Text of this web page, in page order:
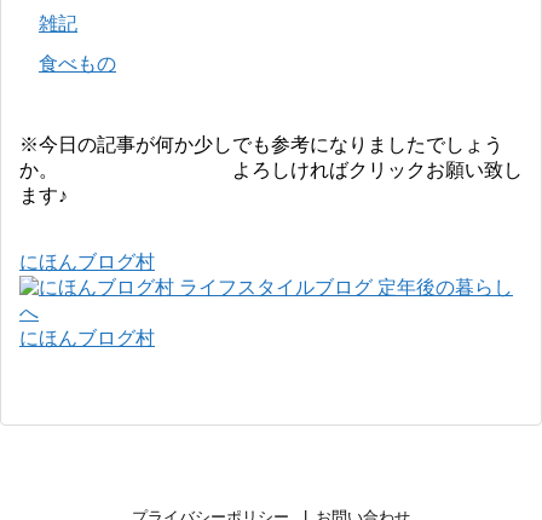
雑記
食べもの
※今日の記事が何か少しでも参考になりましたでしょう
か。 よろしければクリックお願い致し
ます♪
にほんブログ村
にほんブログ村